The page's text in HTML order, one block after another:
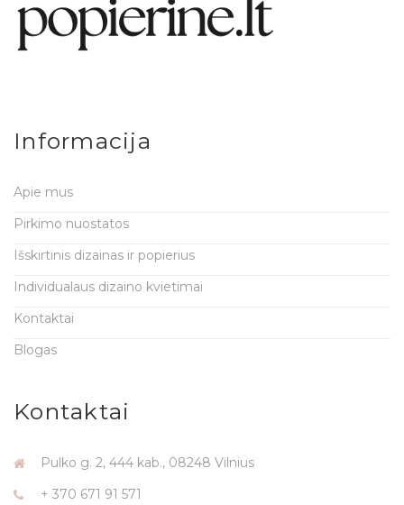
Informacija
Apie mus
Pirkimo nuostatos
Išskirtinis dizainas ir popierius
Individualaus dizaino kvietimai
Kontaktai
Blogas
Kontaktai
Pulko g. 2, 444 kab., 08248 Vilnius
+ 370 671 91 571